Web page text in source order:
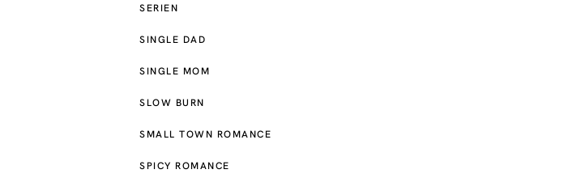
SERIEN
SINGLE DAD
SINGLE MOM
SLOW BURN
SMALL TOWN ROMANCE
SPICY ROMANCE